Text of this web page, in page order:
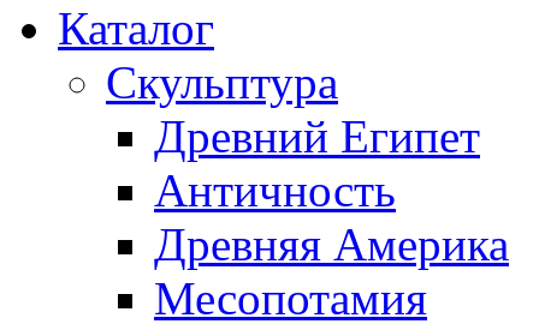
Каталог
Скульптура
Древний Египет
Античность
Древняя Америка
Месопотамия